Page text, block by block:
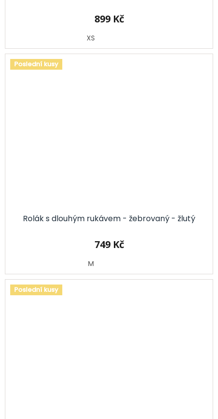
899 Kč
XS
Poslední kusy
Rolák s dlouhým rukávem - žebrovaný - žlutý
749 Kč
M
Poslední kusy